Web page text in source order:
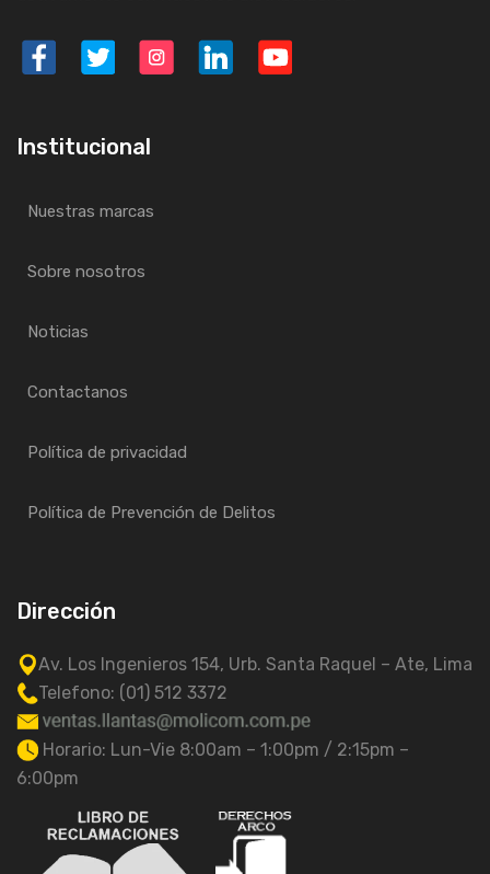
Institucional
Nuestras marcas
Sobre nosotros
Noticias
Contactanos
Política de privacidad
Política de Prevención de Delitos
Dirección
Av. Los Ingenieros 154, Urb. Santa Raquel – Ate, Lima
Telefono: (01) 512 3372
Horario: Lun-Vie 8:00am – 1:00pm / 2:15pm –
6:00pm